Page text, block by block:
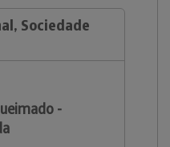
Sociedade
-